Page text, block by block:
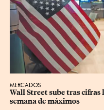
MERCADOS
Wall Street sube tras
semana de máximos